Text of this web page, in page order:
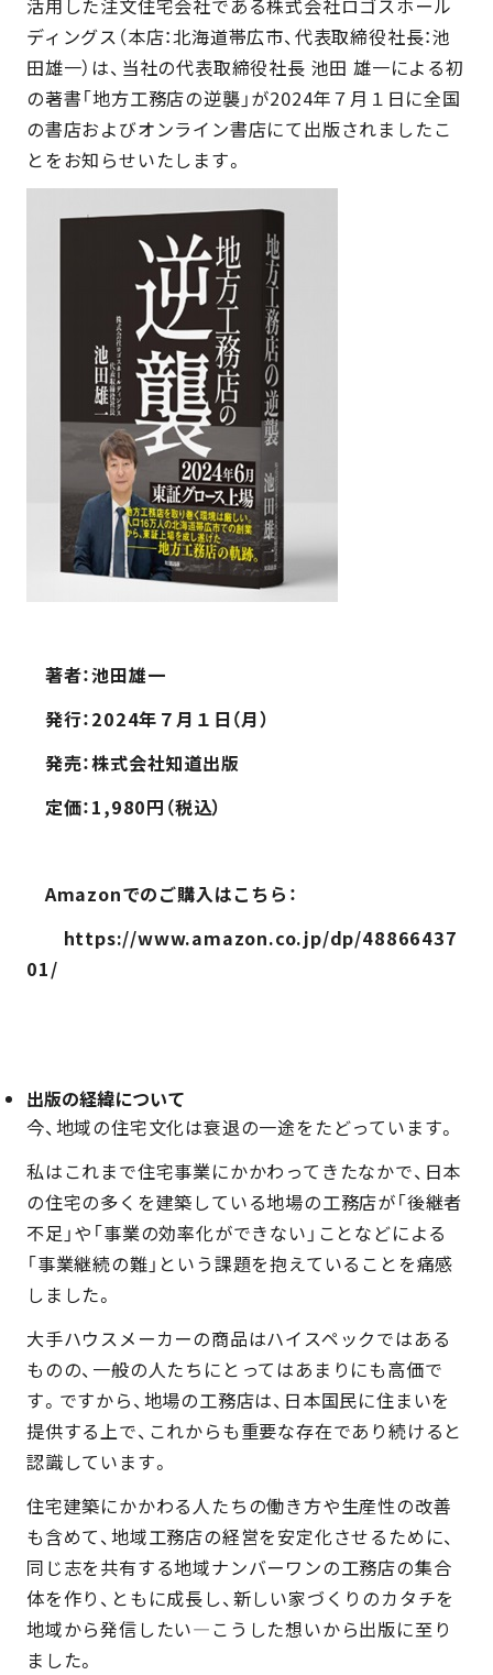
活用した注文住宅会社である株式会社ロゴスホール
ディングス（本店：北海道帯広市、代表取締役社長：池
田雄一）は、当社の代表取締役社長 池田 雄一による初
の著書「地方工務店の逆襲」が2024年７月１日に全国
の書店およびオンライン書店にて出版されましたこ
とをお知らせいたします。
著者：池田雄一
発行：2024年７月１日（月）
発売：株式会社知道出版
定価：1,980円（税込）
Amazonでのご購入はこちら：
https://www.amazon.co.jp/dp/48866437
01/
出版の経緯について
今、地域の住宅文化は衰退の一途をたどっています。
私はこれまで住宅事業にかかわってきたなかで、日本
の住宅の多くを建築している地場の工務店が「後継者
不足」や「事業の効率化ができない」ことなどによる
「事業継続の難」という課題を抱えていることを痛感
しました。
大手ハウスメーカーの商品はハイスペックではある
ものの、一般の人たちにとってはあまりにも高価で
す。ですから、地場の工務店は、日本国民に住まいを
提供する上で、これからも重要な存在であり続けると
認識しています。
住宅建築にかかわる人たちの働き方や生産性の改善
も含めて、地域工務店の経営を安定化させるために、
同じ志を共有する地域ナンバーワンの工務店の集合
体を作り、ともに成長し、新しい家づくりのカタチを
地域から発信したい―こうした想いから出版に至り
ました。